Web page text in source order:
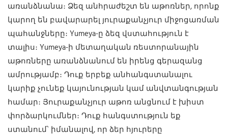
առանձնանա։ Ձեզ անհրաժեշտ են աթոռներ, որոնք
կարող են բավարարել յուրաքանչյուր միջոցառման
պահանջները։ Yumeya-ը ձեզ վստահություն է
տալիս։ Yumeya-ի մետաղական ռեստորանային
աթոռները առանձնանում են իրենց գերազանց
ամրությամբ։ Դուք երբեք անհանգստանալու
կարիք չունեք կայունության կամ անվտանգության
համար։ Յուրաքանչյուր աթոռ անցնում է խիստ
փորձարկումներ։ Դուք հանգստություն եք
ստանում՝ իմանալով, որ ձեր հյուրերը